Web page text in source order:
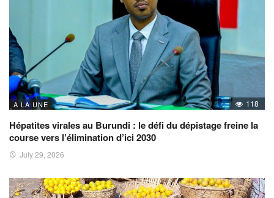
A LA UNE 118
Hépatites virales au Burundi : le défi du dépistage freine la
course vers l’élimination d’ici 2030
July 29, 2026